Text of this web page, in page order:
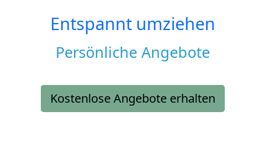
Entspannt umziehen
Persönliche Angebote
Kostenlose Angebote erhalten